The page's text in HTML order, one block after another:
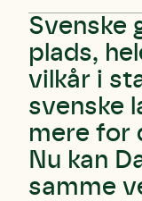
Svenske
plads,
vilkår i
svenske
mere for
Nu kan
samme